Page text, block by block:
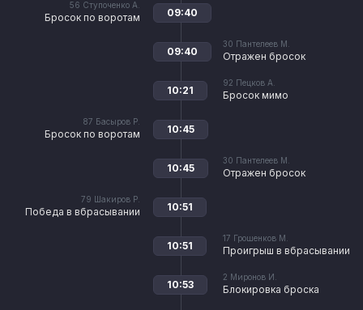
56 Ступоченко А.
Бросок по воротам 09:40
30 Пантелеев М.
Отражен бросок
09:40
92 Пецков А.
Бросок мимо
10:21
87 Басыров Р.
Бросок по воротам 10:45
30 Пантелеев М.
Отражен бросок
10:45
79 Шакиров Р.
Победа в вбрасывании 10:51
17 Грошенков М.
Проигрыш в вбрасывании
10:51
2 Миронов И.
Блокировка броска
10:53